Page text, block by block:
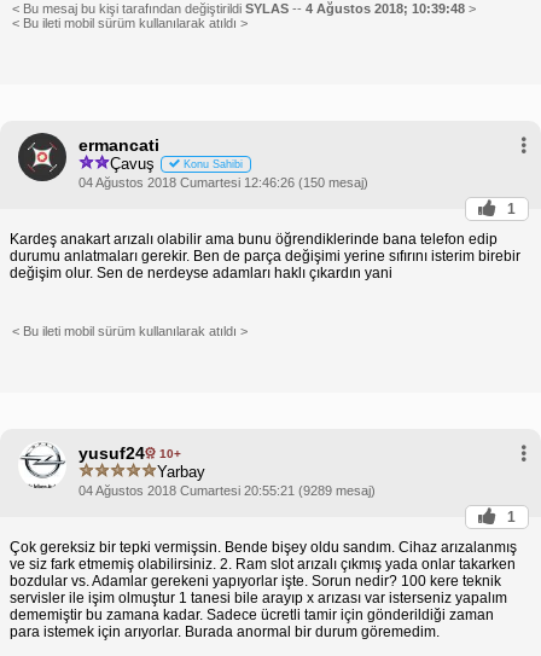
< Bu mesaj bu kişi tarafından değiştirildi SYLAS -- 4 Ağustos 2018; 10:39:48 >
< Bu ileti mobil sürüm kullanılarak atıldı >
ermancati
Çavuş Konu Sahibi
04 Ağustos 2018 Cumartesi 12:46:26 (150 mesaj)
1
Kardeş anakart arızalı olabilir ama bunu öğrendiklerinde bana telefon edip
durumu anlatmaları gerekir. Ben de parça değişimi yerine sıfırını isterim birebir
değişim olur. Sen de nerdeyse adamları haklı çıkardın yani
< Bu ileti mobil sürüm kullanılarak atıldı >
yusuf24 10+
Yarbay
04 Ağustos 2018 Cumartesi 20:55:21 (9289 mesaj)
1
Çok gereksiz bir tepki vermişsin. Bende bişey oldu sandım. Cihaz arızalanmış
ve siz fark etmemiş olabilirsiniz. 2. Ram slot arızalı çıkmış yada onlar takarken
bozdular vs. Adamlar gerekeni yapıyorlar işte. Sorun nedir? 100 kere teknik
servisler ile işim olmuştur 1 tanesi bile arayıp x arızası var isterseniz yapalım
dememiştir bu zamana kadar. Sadece ücretli tamir için gönderildiği zaman
para istemek için arıyorlar. Burada anormal bir durum göremedim.